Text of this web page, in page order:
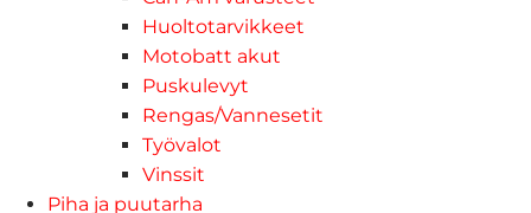
Huoltotarvikkeet
Motobatt akut
Puskulevyt
Rengas/Vannesetit
Työvalot
Vinssit
Piha ja puutarha